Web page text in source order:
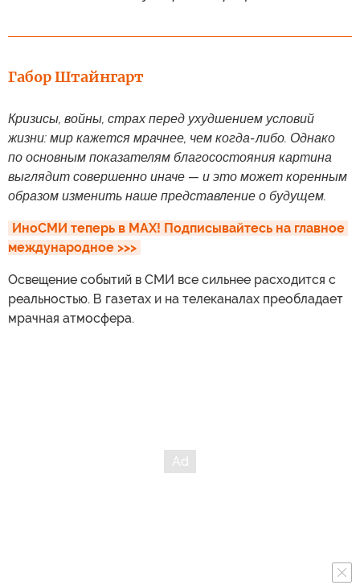
Габор Штайнгарт
Кризисы, войны, страх перед ухудшением условий
жизни: мир кажется мрачнее, чем когда-либо. Однако
по основным показателям благосостояния картина
выглядит совершенно иначе — и это может коренным
образом изменить наше представление о будущем.
ИноСМИ теперь в MAX! Подписывайтесь на главное
международное >>>
Освещение событий в СМИ все сильнее расходится с
реальностью. В газетах и на телеканалах преобладает
мрачная атмосфера.